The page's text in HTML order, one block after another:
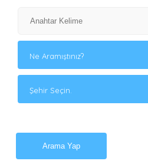
Ne Aramıştınız?
Şehir Seçin.
Arama Yap